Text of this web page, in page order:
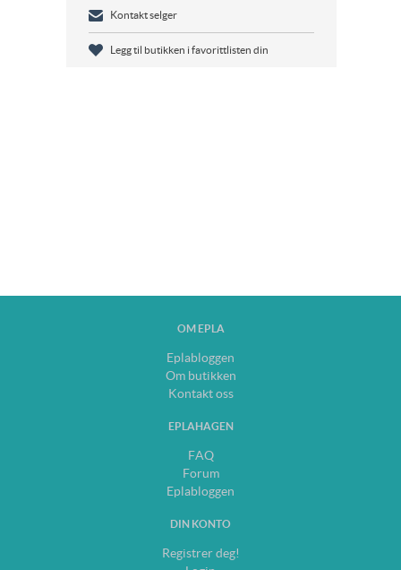
Kontakt selger
Legg til butikken i favorittlisten din
OM EPLA
Eplabloggen
Om butikken
Kontakt oss
EPLAHAGEN
FAQ
Forum
Eplabloggen
DIN KONTO
Registrer deg!